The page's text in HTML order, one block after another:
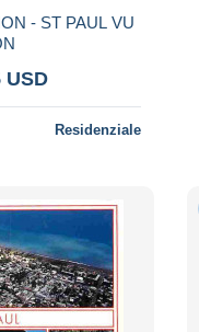
- ST PAUL VU
USD
Residenziale